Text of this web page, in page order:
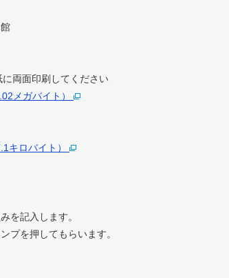
両面印刷してください
メガバイト）
キロバイト）
記入します。
プを押してもらいます。